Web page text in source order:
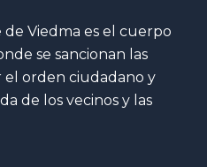
Viedma es el cuerpo
se sancionan las
el orden ciudadano y
de los vecinos y las